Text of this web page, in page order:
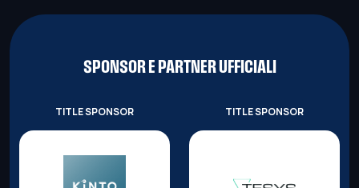
SPONSOR E PARTNER UFFICIALI
TITLE SPONSOR TITLE SPONSOR